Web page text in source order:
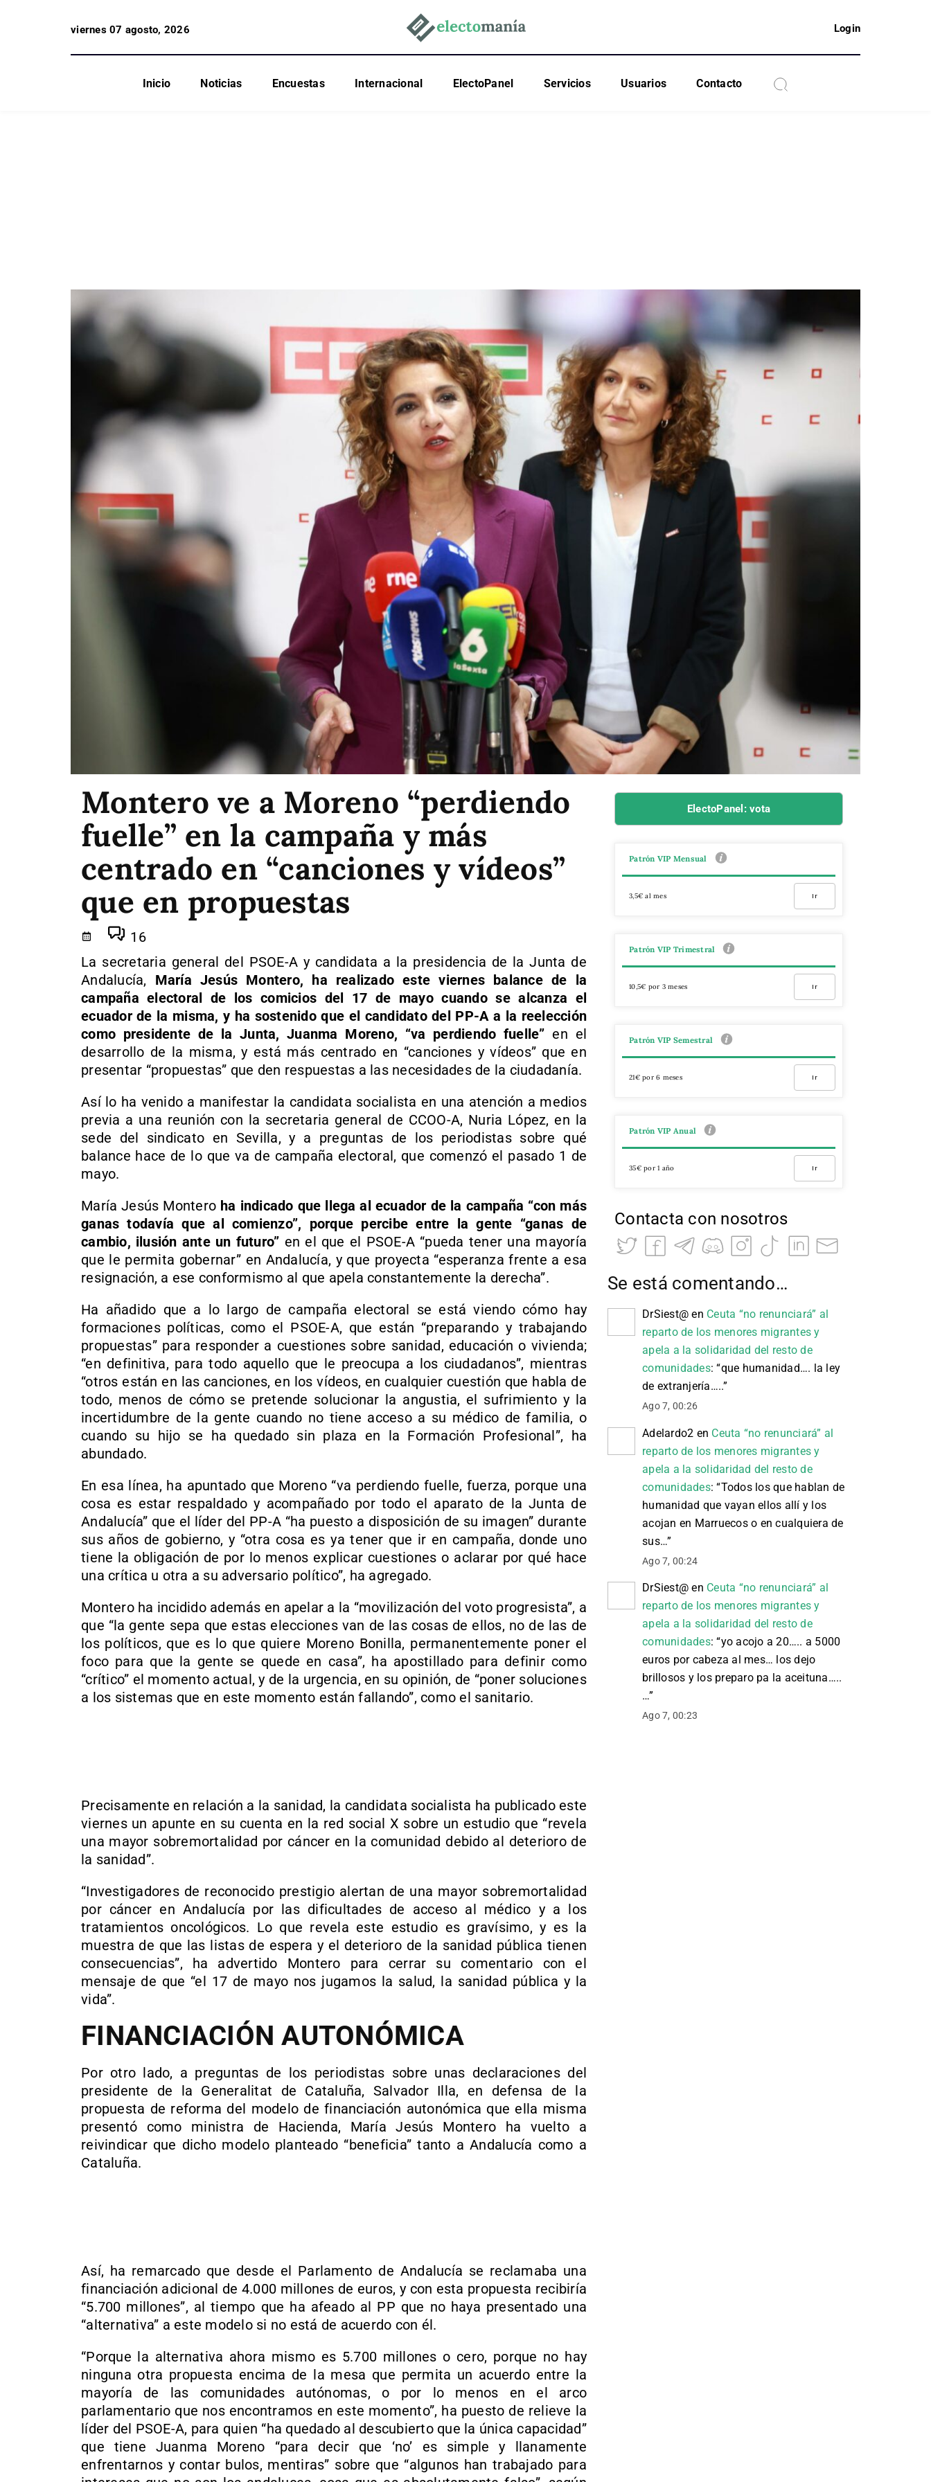
viernes 07 agosto, 2026 Login
Inicio Noticias Encuestas Internacional ElectoPanel Servicios Usuarios Contacto
Montero ve a Moreno “perdiendo
fuelle” en la campaña y más
centrado en “canciones y vídeos”
que en propuestas
16
La secretaria general del PSOE-A y candidata a la presidencia de la Junta de
Andalucía, María Jesús Montero, ha realizado este viernes balance de la
campaña electoral de los comicios del 17 de mayo cuando se alcanza el
ecuador de la misma, y ha sostenido que el candidato del PP-A a la reelección
como presidente de la Junta, Juanma Moreno, “va perdiendo fuelle” en el
desarrollo de la misma, y está más centrado en “canciones y vídeos” que en
presentar “propuestas” que den respuestas a las necesidades de la ciudadanía.
Así lo ha venido a manifestar la candidata socialista en una atención a medios
previa a una reunión con la secretaria general de CCOO-A, Nuria López, en la
sede del sindicato en Sevilla, y a preguntas de los periodistas sobre qué
balance hace de lo que va de campaña electoral, que comenzó el pasado 1 de
mayo.
María Jesús Montero ha indicado que llega al ecuador de la campaña “con más
ganas todavía que al comienzo”, porque percibe entre la gente “ganas de
cambio, ilusión ante un futuro” en el que el PSOE-A “pueda tener una mayoría
que le permita gobernar” en Andalucía, y que proyecta “esperanza frente a esa
resignación, a ese conformismo al que apela constantemente la derecha”.
Ha añadido que a lo largo de campaña electoral se está viendo cómo hay
formaciones políticas, como el PSOE-A, que están “preparando y trabajando
propuestas” para responder a cuestiones sobre sanidad, educación o vivienda;
“en definitiva, para todo aquello que le preocupa a los ciudadanos”, mientras
“otros están en las canciones, en los vídeos, en cualquier cuestión que habla de
todo, menos de cómo se pretende solucionar la angustia, el sufrimiento y la
incertidumbre de la gente cuando no tiene acceso a su médico de familia, o
cuando su hijo se ha quedado sin plaza en la Formación Profesional”, ha
abundado.
En esa línea, ha apuntado que Moreno “va perdiendo fuelle, fuerza, porque una
cosa es estar respaldado y acompañado por todo el aparato de la Junta de
Andalucía” que el líder del PP-A “ha puesto a disposición de su imagen” durante
sus años de gobierno, y “otra cosa es ya tener que ir en campaña, donde uno
tiene la obligación de por lo menos explicar cuestiones o aclarar por qué hace
una crítica u otra a su adversario político”, ha agregado.
Montero ha incidido además en apelar a la “movilización del voto progresista”, a
que “la gente sepa que estas elecciones van de las cosas de ellos, no de las de
los políticos, que es lo que quiere Moreno Bonilla, permanentemente poner el
foco para que la gente se quede en casa”, ha apostillado para definir como
“crítico” el momento actual, y de la urgencia, en su opinión, de “poner soluciones
a los sistemas que en este momento están fallando”, como el sanitario.
Precisamente en relación a la sanidad, la candidata socialista ha publicado este
viernes un apunte en su cuenta en la red social X sobre un estudio que “revela
una mayor sobremortalidad por cáncer en la comunidad debido al deterioro de
la sanidad”.
“Investigadores de reconocido prestigio alertan de una mayor sobremortalidad
por cáncer en Andalucía por las dificultades de acceso al médico y a los
tratamientos oncológicos. Lo que revela este estudio es gravísimo, y es la
muestra de que las listas de espera y el deterioro de la sanidad pública tienen
consecuencias”, ha advertido Montero para cerrar su comentario con el
mensaje de que “el 17 de mayo nos jugamos la salud, la sanidad pública y la
vida”.
FINANCIACIÓN AUTONÓMICA
Por otro lado, a preguntas de los periodistas sobre unas declaraciones del
presidente de la Generalitat de Cataluña, Salvador Illa, en defensa de la
propuesta de reforma del modelo de financiación autonómica que ella misma
presentó como ministra de Hacienda, María Jesús Montero ha vuelto a
reivindicar que dicho modelo planteado “beneficia” tanto a Andalucía como a
Cataluña.
Así, ha remarcado que desde el Parlamento de Andalucía se reclamaba una
financiación adicional de 4.000 millones de euros, y con esta propuesta recibiría
“5.700 millones”, al tiempo que ha afeado al PP que no haya presentado una
“alternativa” a este modelo si no está de acuerdo con él.
“Porque la alternativa ahora mismo es 5.700 millones o cero, porque no hay
ninguna otra propuesta encima de la mesa que permita un acuerdo entre la
mayoría de las comunidades autónomas, o por lo menos en el arco
parlamentario que nos encontramos en este momento”, ha puesto de relieve la
líder del PSOE-A, para quien “ha quedado al descubierto que la única capacidad”
que tiene Juanma Moreno “para decir que ‘no’ es simple y llanamente
enfrentarnos y contar bulos, mentiras” sobre que “algunos han trabajado para
ElectoPanel: vota
Patrón VIP Mensual
3,5€ al mes Ir
Patrón VIP Trimestral
10,5€ por 3 meses Ir
Patrón VIP Semestral
21€ por 6 meses Ir
Patrón VIP Anual
35€ por 1 año Ir
Contacta con nosotros
Se está comentando…
DrSiest@ en Ceuta “no renunciará” al
reparto de los menores migrantes y
apela a la solidaridad del resto de
comunidades: “que humanidad…. la ley
de extranjería…..”
Ago 7, 00:26
Adelardo2 en Ceuta “no renunciará” al
reparto de los menores migrantes y
apela a la solidaridad del resto de
comunidades: “Todos los que hablan de
humanidad que vayan ellos allí y los
acojan en Marruecos o en cualquiera de
sus…”
Ago 7, 00:24
DrSiest@ en Ceuta “no renunciará” al
reparto de los menores migrantes y
apela a la solidaridad del resto de
comunidades: “yo acojo a 20….. a 5000
euros por cabeza al mes… los dejo
brillosos y los preparo pa la aceituna…..
…”
Ago 7, 00:23